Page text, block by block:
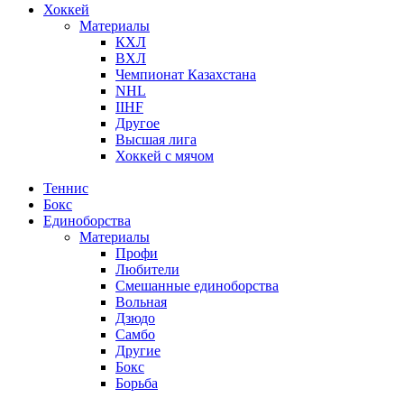
Хоккей
Материалы
КХЛ
ВХЛ
Чемпионат Казахстана
NHL
IIHF
Другое
Высшая лига
Хоккей с мячом
Теннис
Бокс
Единоборства
Материалы
Профи
Любители
Смешанные единоборства
Вольная
Дзюдо
Самбо
Другие
Бокс
Борьба